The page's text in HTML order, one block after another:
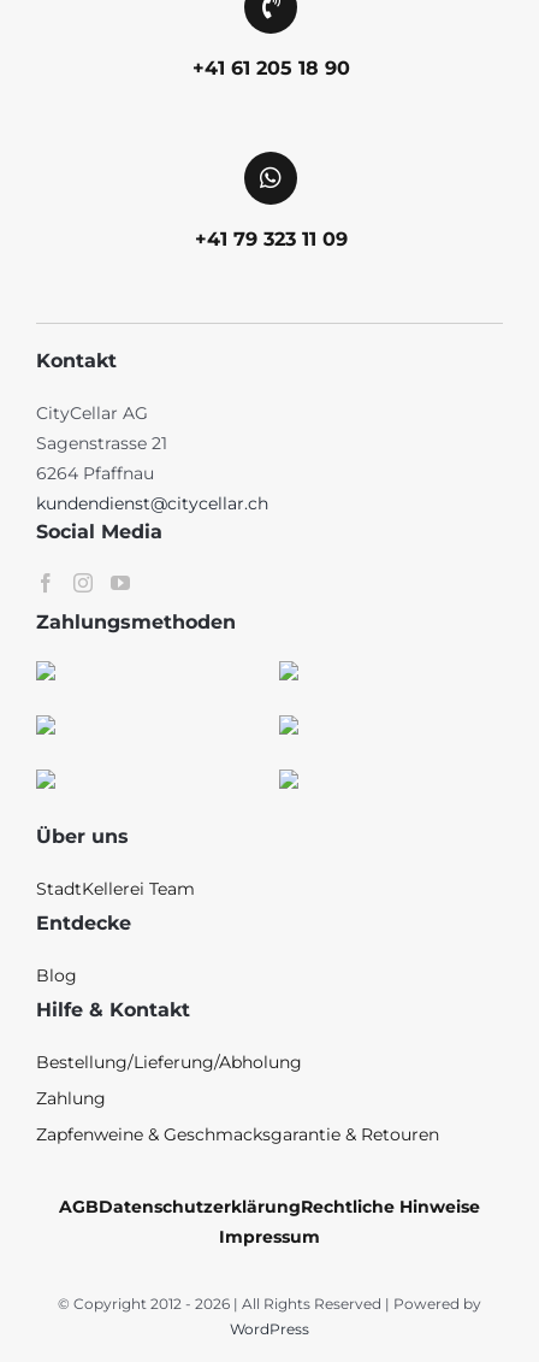
+41 61 205 18 90
+41 79 323 11 09
Kontakt
CityCellar AG
Sagenstrasse 21
6264 Pfaffnau
kundendienst@citycellar.ch
Social Media
Zahlungsmethoden
Über uns
StadtKellerei Team
Entdecke
Blog
Hilfe & Kontakt
Bestellung/Lieferung/Abholung
Zahlung
Zapfenweine & Geschmacksgarantie & Retouren
AGBDatenschutzerklärungRechtliche Hinweise
Impressum
© Copyright 2012 - 2026 | All Rights Reserved | Powered by
WordPress